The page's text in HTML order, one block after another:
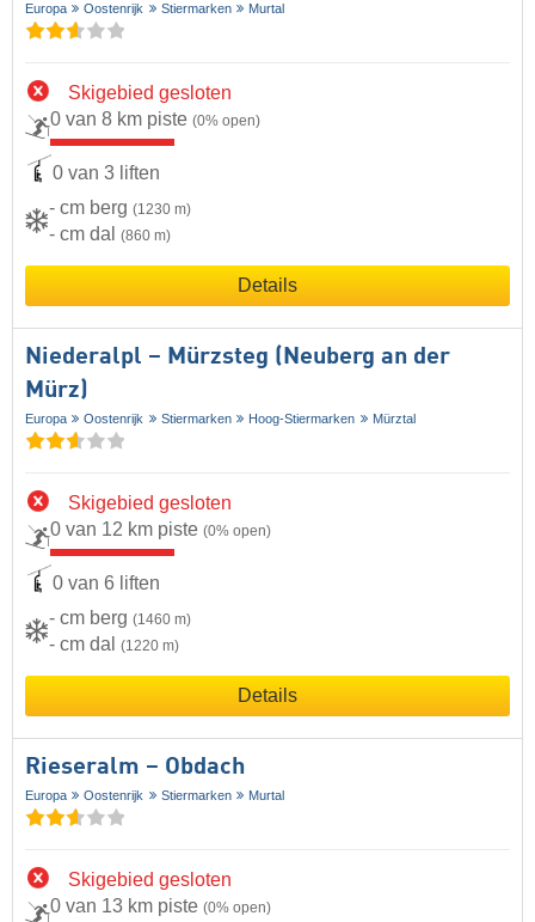
Europa Oostenrijk Stiermarken Murtal
Skigebied gesloten
0 van 8 km piste (0% open)
0 van 3 liften
- cm berg (1230 m)
- cm dal (860 m)
Details
Niederalpl – Mürzsteg (Neuberg an der
Mürz)
Europa Oostenrijk Stiermarken Hoog-Stiermarken Mürztal
Skigebied gesloten
0 van 12 km piste (0% open)
0 van 6 liften
- cm berg (1460 m)
- cm dal (1220 m)
Details
Rieseralm – Obdach
Europa Oostenrijk Stiermarken Murtal
Skigebied gesloten
0 van 13 km piste (0% open)